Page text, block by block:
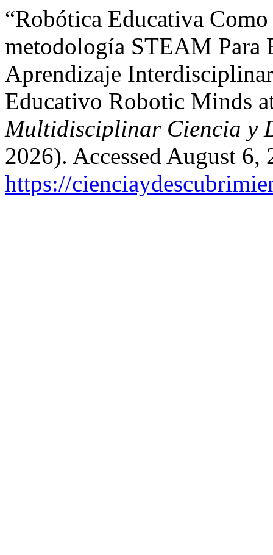
“Robótica Educativa
metodología STEAM Para
Aprendizaje
Educativo Robotic Minds
Multidisciplinar Ciencia y
2026). Accessed August 6,
https://